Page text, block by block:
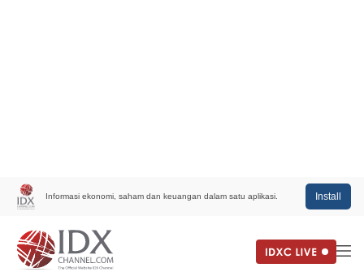
Informasi ekonomi, saham dan keuangan dalam satu aplikasi. Install